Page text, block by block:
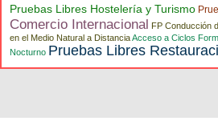
Pruebas Libres Hostelería y Turismo
Comercio Internacional FP Conducción
en el Medio Natural a DistanciaAcceso a Ciclos
Nocturno Pruebas Libres